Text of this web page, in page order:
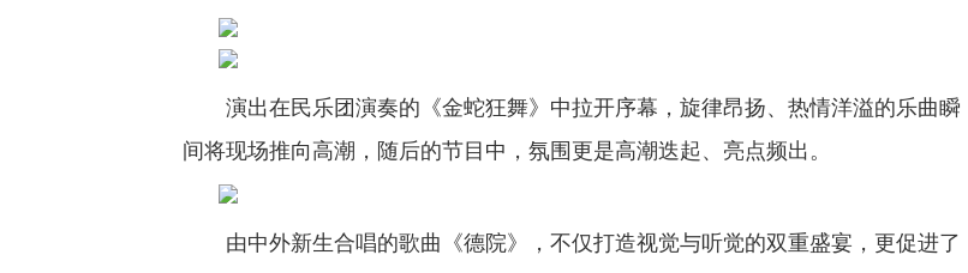
演出在民乐团演奏的《金蛇狂舞》中拉开序幕，旋律昂扬、热情洋溢的乐曲瞬
间将现场推向高潮，随后的节目中，氛围更是高潮迭起、亮点频出。
由中外新生合唱的歌曲《德院》，不仅打造视觉与听觉的双重盛宴，更促进了